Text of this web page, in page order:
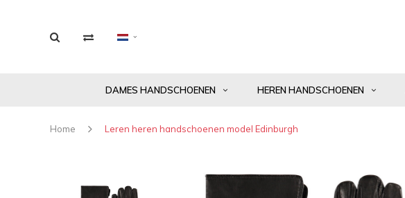
DAMES HANDSCHOENEN HEREN HANDSCHOENEN
Home Leren heren handschoenen model Edinburgh